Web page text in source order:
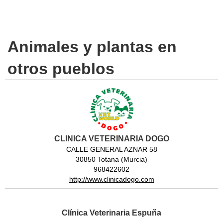
Animales y plantas en
otros pueblos
CLINICA VETERINARIA DOGO
CALLE GENERAL AZNAR 58
30850 Totana (Murcia)
968422602
http://www.clinicadogo.com
Clínica Veterinaria Espuña